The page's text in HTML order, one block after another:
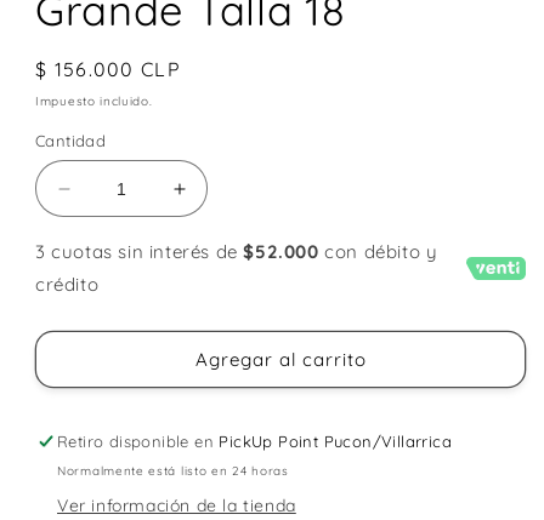
Precio
habitual
$ 156.000 CLP
Impuesto incluido.
Cantidad
Reducir
cantidad
para
Anillo
Apestado
Aumentar
cantidad
para
Apestado
Grande
Talla
3 cuotas sin interés de$52.000 con débito y
crédito
Agregar al carrito
Retiro disponible en PickUp Point Pucon/Villarrica
Normalmente está listo en 24 horas
Ver información de la tienda